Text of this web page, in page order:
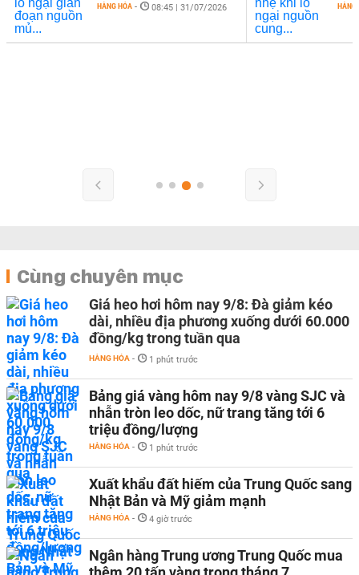
HÀNG
HÀNG HÓA - 08:45 | 31/07/2026
Cùng chuyên mục
Giá heo hơi hôm nay 9/8: Đà giảm kéo
dài, nhiều địa phương xuống dưới 60.000
đồng/kg trong tuần qua
HÀNG HÓA - 1 phút trước
Bảng giá vàng hôm nay 9/8 vàng SJC và
nhẫn tròn leo dốc, nữ trang tăng tới 6
triệu đồng/lượng
HÀNG HÓA - 1 phút trước
Xuất khẩu đất hiếm của Trung Quốc sang
Nhật Bản và Mỹ giảm mạnh
HÀNG HÓA - 4 giờ trước
Ngân hàng Trung ương Trung Quốc mua